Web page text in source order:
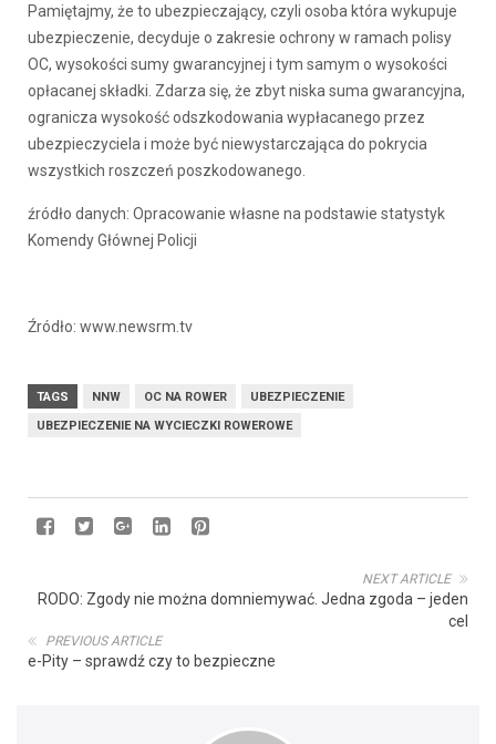
Pamiętajmy, że to ubezpieczający, czyli osoba która wykupuje
ubezpieczenie, decyduje o zakresie ochrony w ramach polisy
OC, wysokości sumy gwarancyjnej i tym samym o wysokości
opłacanej składki. Zdarza się, że zbyt niska suma gwarancyjna,
ogranicza wysokość odszkodowania wypłacanego przez
ubezpieczyciela i może być niewystarczająca do pokrycia
wszystkich roszczeń poszkodowanego.
źródło danych: Opracowanie własne na podstawie statystyk
Komendy Głównej Policji
Źródło: www.newsrm.tv
TAGS NNW OC NA ROWER
UBEZPIECZENIE
UBEZPIECZENIE NA WYCIECZKI ROWEROWE
NEXT ARTICLE
RODO: Zgody nie można domniemywać. Jedna zgoda – jeden
cel
PREVIOUS ARTICLE
e-Pity – sprawdź czy to bezpieczne